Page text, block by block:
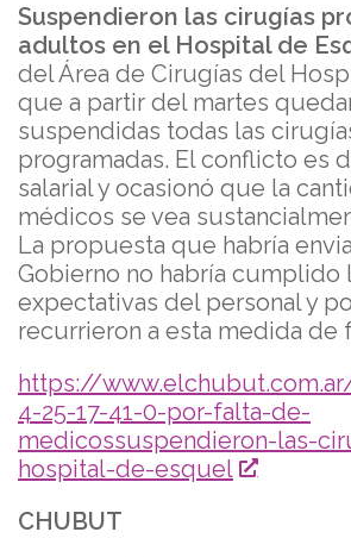
Suspendieron las cirugías
adultos en el Hospital de
del Área de Cirugías del
que a partir del martes
suspendidas todas las
programadas. El conflicto es
salarial y ocasionó que la
médicos se vea
La propuesta que habría
Gobierno no habría cumplido
expectativas del personal y
recurrieron a esta medida de
https://
4-25-17-41-0-por-falta-de-
medicossuspendieron-las-
hospital-de-esquel
CHUBUT